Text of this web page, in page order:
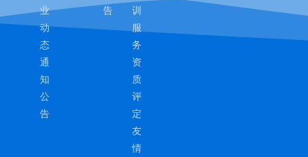
业
动
态
通
知
公
告
告
训
服
务
资
质
评
定
友
情